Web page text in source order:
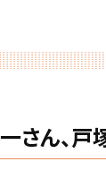
さん、